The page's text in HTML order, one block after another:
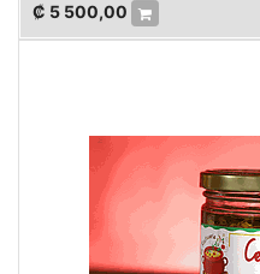
₡ 5 500,00